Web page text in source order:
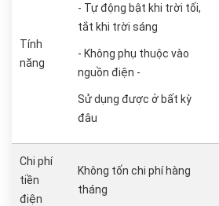
Tính
năng
- Tự động bật khi trời tối,
tắt khi trời sáng
- Không phụ thuộc vào
nguồn điện -
Sử dụng được ở bất kỳ
đâu
Chi phí
tiền
điện
Không tốn chi phí hàng
tháng